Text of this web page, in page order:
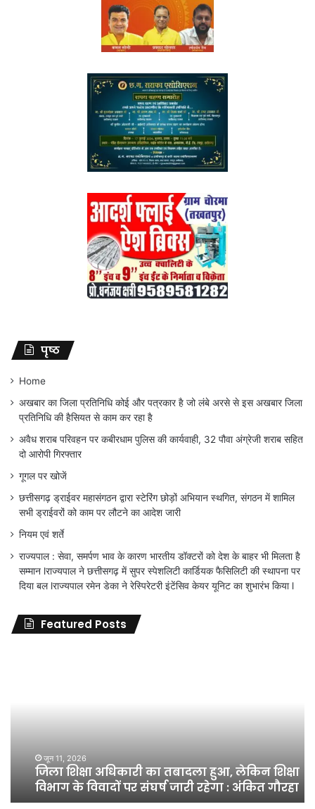
पृष्ठ
Home
अखबार का जिला प्रतिनिधि कोई और पत्रकार है जो लंबे अरसे से इस अखबार जिला
प्रतिनिधि की हैसियत से काम कर रहा है
अवैध शराब परिवहन पर कबीरधाम पुलिस की कार्यवाही, 32 पौवा अंग्रेजी शराब सहित
दो आरोपी गिरफ्तार
गूगल पर खोजें
छत्तीसगढ़ ड्राईवर महासंगठन द्वारा स्टेरिंग छोड़ों अभियान स्थगित, संगठन में शामिल
सभी ड्राईवरों को काम पर लौटने का आदेश जारी
नियम एवं शर्ते
राज्यपाल : सेवा, समर्पण भाव के कारण भारतीय डॉक्टरों को देश के बाहर भी मिलता है
सम्मान lराज्यपाल ने छत्तीसगढ़ में सुपर स्पेशलिटी कार्डियक फैसिलिटी की स्थापना पर
दिया बल lराज्यपाल रमेन डेका ने रेस्पिरेटरी इंटेंसिव केयर यूनिट का शुभारंभ किया l
Featured Posts
विवादों
जून 11, 2026
जिला शिक्षा अधिकारी का तबादला हुआ, लेकिन शिक्षा
विभाग के विवादों पर संघर्ष जारी रहेगा : अंकित गौरहा